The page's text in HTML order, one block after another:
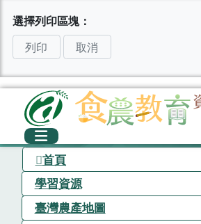
選擇列印區塊：
列印
取消
首頁
學習資源
臺灣農產地圖